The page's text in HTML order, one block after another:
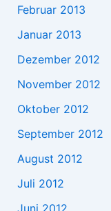
Februar 2013
Januar 2013
Dezember 2012
November 2012
Oktober 2012
September 2012
August 2012
Juli 2012
Juni 2012